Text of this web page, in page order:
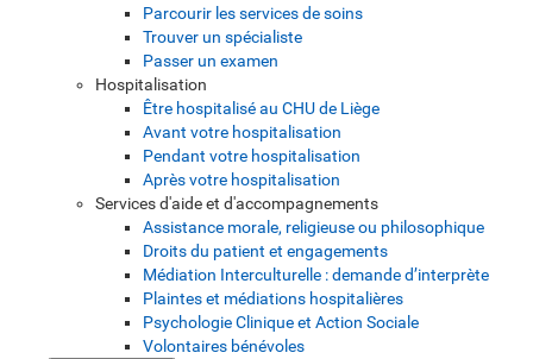
Parcourir les services de soins
Trouver un spécialiste
Passer un examen
Hospitalisation
Être hospitalisé au CHU de Liège
Avant votre hospitalisation
Pendant votre hospitalisation
Après votre hospitalisation
Services d'aide et d'accompagnements
Assistance morale, religieuse ou philosophique
Droits du patient et engagements
Médiation Interculturelle : demande d’interprète
Plaintes et médiations hospitalières
Psychologie Clinique et Action Sociale
Volontaires bénévoles